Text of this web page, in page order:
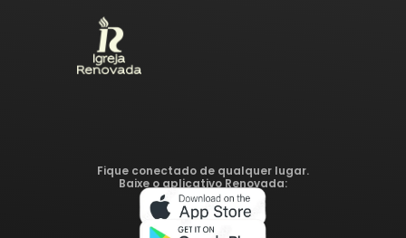
Fique conectado de qualquer lugar.
Baixe o aplicativo Renovada: